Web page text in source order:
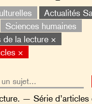
Actualités
Sciences humaines
de la lecture ×
×
— Série d’articles